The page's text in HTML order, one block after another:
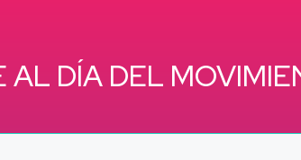
AL DÍA DEL